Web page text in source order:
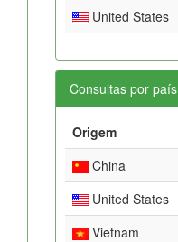
United States
Consultas por país
Origem
China
United States
Vietnam